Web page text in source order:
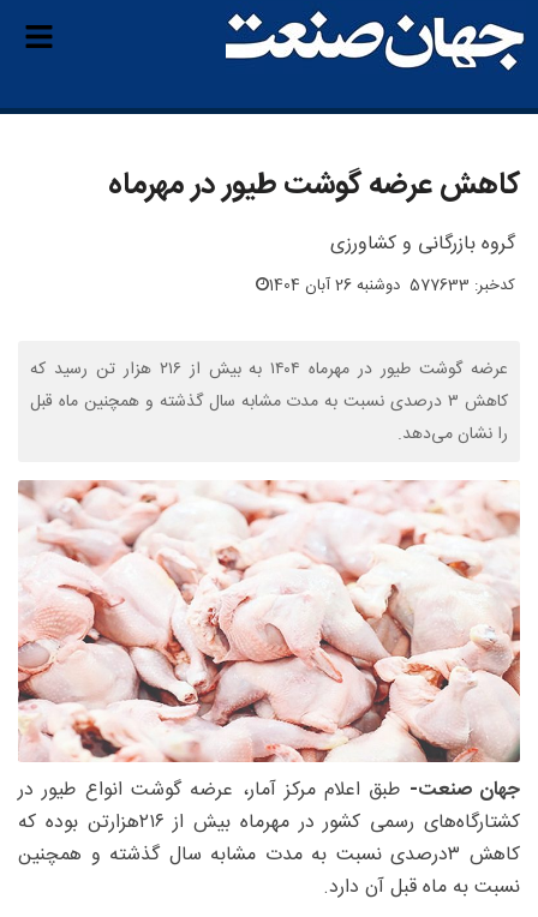
کاهش عرضه گوشت طیور در مهرماه
گروه بازرگانی و کشاورزی
کدخبر: 577633 دوشنبه 26 آبان 1404
عرضه گوشت طیور در مهرماه ۱۴۰۴ به بیش از ۲۱۶ هزار تن رسید که
کاهش ۳ درصدی نسبت به مدت مشابه سال گذشته و همچنین ماه قبل
را نشان می‌دهد.
جهان صنعت- طبق اعلام مرکز آمار، عرضه گوشت انواع طیور در
کشتارگاه‌های رسمی کشور در مهرماه بیش از ۲۱۶‌هزارتن بوده که
کاهش ۳درصدی نسبت به مدت مشابه سال گذشته و همچنین
نسبت به ماه قبل آن دارد.